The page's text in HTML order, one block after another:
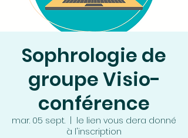
Sophrologie de
groupe Visio-
conférence
mar. 05 sept.
le lien vous dera donné
à l'inscription